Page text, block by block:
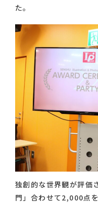
た。
独創的な世界観が評価
門」合わせて2,000点